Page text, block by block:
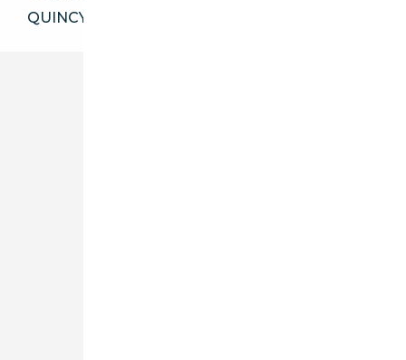
QUINCY-SOUS-SÉNART 91480